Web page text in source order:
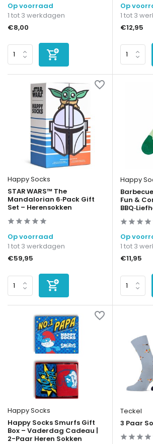
Op voorraad
1 tot 3 werkdagen
€8,00
Op
1 tot 3
€12,95
Happy Socks
STAR WARS™ The
Mandalorian 6‑Pack Gift
Set – Herensokken
Op voorraad
1 tot 3 werkdagen
€59,95
Happy
Fun &
Op
1 tot 3
€11,95
Happy Socks
Happy Socks Smurfs Gift
Box – Vaderdag Cadeau |
2-Paar Heren Sokken
Teckel
3 Paar